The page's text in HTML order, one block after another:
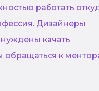
работать
Дизайнеры
качать
обращаться к